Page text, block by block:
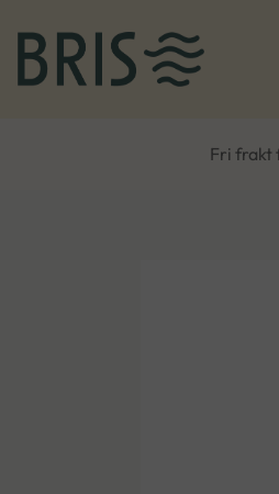
Fri frakt